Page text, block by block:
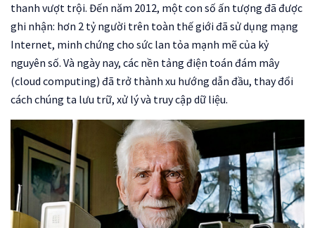
thanh vượt trội. Đến năm 2012, một con số ấn tượng đã được
ghi nhận: hơn 2 tỷ người trên toàn thế giới đã sử dụng mạng
Internet, minh chứng cho sức lan tỏa mạnh mẽ của kỷ
nguyên số. Và ngày nay, các nền tảng điện toán đám mây
(cloud computing) đã trở thành xu hướng dẫn đầu, thay đổi
cách chúng ta lưu trữ, xử lý và truy cập dữ liệu.